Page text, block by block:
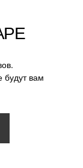
будут вам